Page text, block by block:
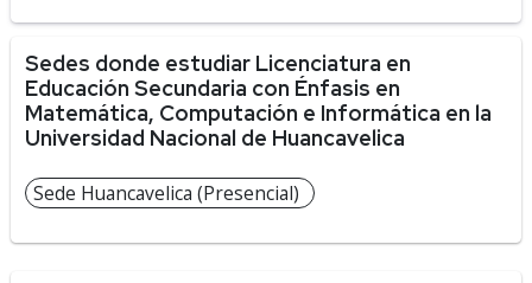
Sedes donde estudiar Licenciatura en
Educación Secundaria con Énfasis en
Matemática, Computación e Informática en la
Universidad Nacional de Huancavelica
Sede Huancavelica (Presencial)